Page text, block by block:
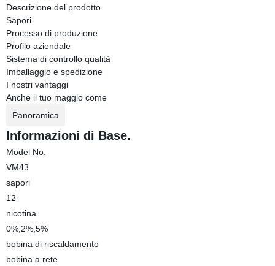
Descrizione del prodotto
Sapori
Processo di produzione
Profilo aziendale
Sistema di controllo qualità
Imballaggio e spedizione
I nostri vantaggi
Anche il tuo maggio come
Panoramica
Informazioni di Base.
Model No.
VM43
sapori
12
nicotina
0%,2%,5%
bobina di riscaldamento
bobina a rete